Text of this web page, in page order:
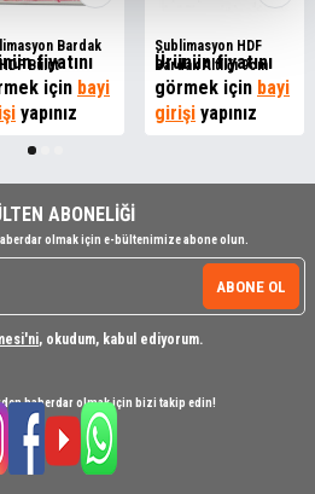
Bardak
Bulut
fiyatını
için bayi
yapınız
Sublimasyon HDF
Bardak Altlığı 9cm
Ürünün fiyatını
görmek için bayi
girişi yapınız
ABONELİĞİ
olmak için e-bültenimize abone olun.
ABONE OL
, okudum, kabul ediyorum.
haberdar olmak için bizi takip edin!